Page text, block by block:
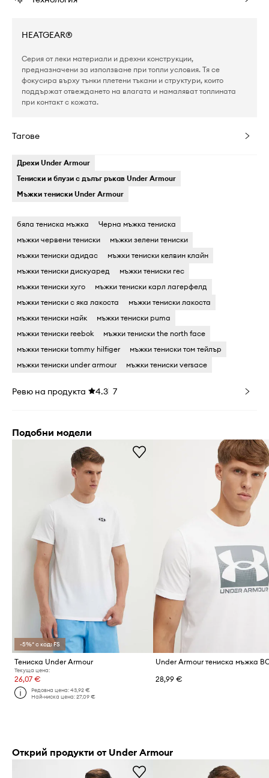
HEATGEAR®
Серия от леки материали и дрехни конструкции,
предназначени за използване при топли условия. Тя се
фокусира върху тънки плетени тъкани и структури, които
поддържат отвеждането на влагата и намаляват топлината
при контакт с кожата.
Тагове
Дрехи Under Armour
Тениски и блузи с дълъг ръкав Under Armour
Мъжки тениски Under Armour
бяла тениска мъжка
Черна мъжка тениска
мъжки червени тениски
мъжки зелени тениски
мъжки тениски адидас
мъжки тениски келвин клайн
мъжки тениски дискуаред
мъжки тениски гес
мъжки тениски хуго
мъжки тениски карл лагерфелд
мъжки тениски с яка лакоста
мъжки тениски лакоста
мъжки тениски найк
мъжки тениски puma
мъжки тениски reebok
мъжки тениски the north face
мъжки тениски tommy hilfiger
мъжки тениски том тейлър
мъжки тениски under armour
мъжки тениски versace
Ревю на продукта 4.3 7
Подобни модели
-5%* с код: FS
Тениска Under Armour
Текуща цена:
26,07 €
Редовна цена:43,92 €
Най-ниска цена:27,09 €
28,99 €
Открий продукти от Under Armour